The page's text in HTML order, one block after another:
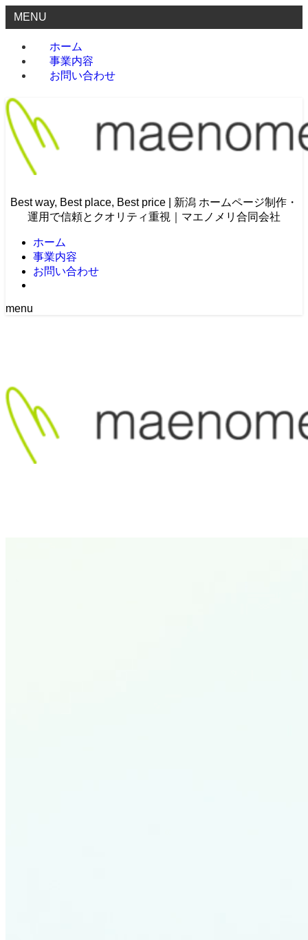
MENU
ホーム
事業内容
お問い合わせ
Best way, Best place, Best price | 新潟 ホームページ制作・
運用で信頼とクオリティ重視｜マエノメリ合同会社
ホーム
事業内容
お問い合わせ
menu